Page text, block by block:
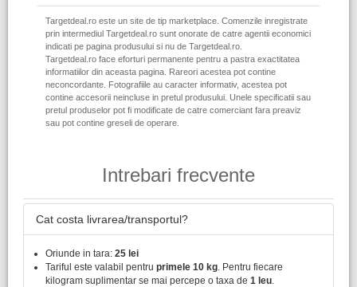
Targetdeal.ro este un site de tip marketplace. Comenzile inregistrate
prin intermediul Targetdeal.ro sunt onorate de catre agentii economici
indicati pe pagina produsului si nu de Targetdeal.ro.
Targetdeal.ro face eforturi permanente pentru a pastra exactitatea
informatiilor din aceasta pagina. Rareori acestea pot contine
neconcordante. Fotografiile au caracter informativ, acestea pot
contine accesorii neincluse in pretul produsului. Unele specificatii sau
pretul produselor pot fi modificate de catre comerciant fara preaviz
sau pot contine greseli de operare.
Intrebari frecvente
Cat costa livrarea/transportul?
Oriunde in tara: 25 lei
Tariful este valabil pentru primele 10 kg. Pentru fiecare
kilogram suplimentar se mai percepe o taxa de 1 leu.